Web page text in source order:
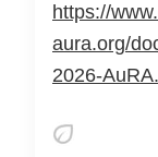
https://
aura.org/
2026-